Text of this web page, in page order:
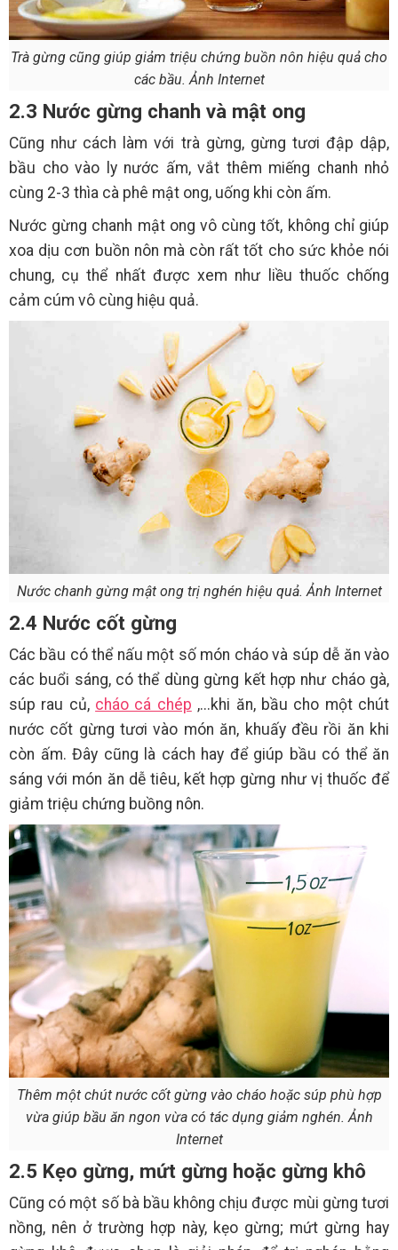
Trà gừng cũng giúp giảm triệu chứng buồn nôn hiệu quả cho
các bầu. Ảnh Internet
2.3 Nước gừng chanh và mật ong
Cũng như cách làm với trà gừng, gừng tươi đập dập,
bầu cho vào ly nước ấm, vắt thêm miếng chanh nhỏ
cùng 2-3 thìa cà phê mật ong, uống khi còn ấm.
Nước gừng chanh mật ong vô cùng tốt, không chỉ giúp
xoa dịu cơn buồn nôn mà còn rất tốt cho sức khỏe nói
chung, cụ thể nhất được xem như liều thuốc chống
cảm cúm vô cùng hiệu quả.
Nước chanh gừng mật ong trị nghén hiệu quả. Ảnh Internet
2.4 Nước cốt gừng
Các bầu có thể nấu một số món cháo và súp dễ ăn vào
các buổi sáng, có thể dùng gừng kết hợp như cháo gà,
súp rau củ, cháo cá chép ,...khi ăn, bầu cho một chút
nước cốt gừng tươi vào món ăn, khuấy đều rồi ăn khi
còn ấm. Đây cũng là cách hay để giúp bầu có thể ăn
sáng với món ăn dễ tiêu, kết hợp gừng như vị thuốc để
giảm triệu chứng buồng nôn.
Thêm một chút nước cốt gừng vào cháo hoặc súp phù hợp
vừa giúp bầu ăn ngon vừa có tác dụng giảm nghén. Ảnh
Internet
2.5 Kẹo gừng, mứt gừng hoặc gừng khô
Cũng có một số bà bầu không chịu được mùi gừng tươi
nồng, nên ở trường hợp này, kẹo gừng; mứt gừng hay